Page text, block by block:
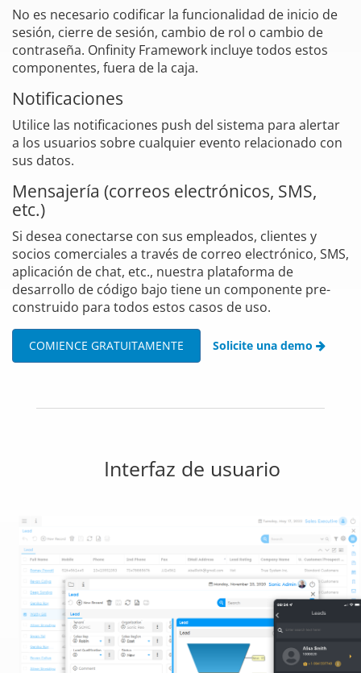
No es necesario codificar la funcionalidad de inicio de
sesión, cierre de sesión, cambio de rol o cambio de
contraseña. Onfinity Framework incluye todos estos
componentes, fuera de la caja.
Notificaciones
Utilice las notificaciones push del sistema para alertar
a los usuarios sobre cualquier evento relacionado con
sus datos.
Mensajería (correos electrónicos, SMS,
etc.)
Si desea conectarse con sus empleados, clientes y
socios comerciales a través de correo electrónico, SMS,
aplicación de chat, etc., nuestra plataforma de
desarrollo de código bajo tiene un componente pre-
construido para todos estos casos de uso.
COMIENCE GRATUITAMENTE Solicite una demo
Interfaz de usuario